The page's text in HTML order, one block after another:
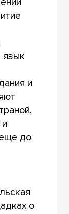
язык
и
до
о